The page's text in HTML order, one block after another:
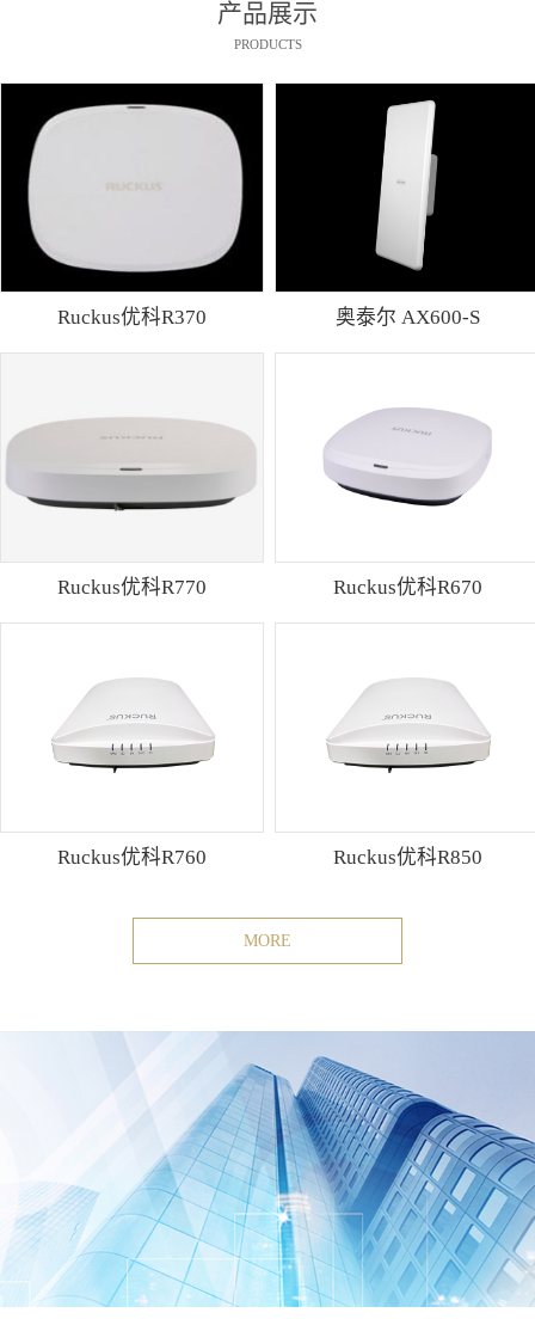
产品展示
PRODUCTS
Ruckus优科R370 奥泰尔 AX600-S
Ruckus优科R770 Ruckus优科R670
Ruckus优科R760 Ruckus优科R850
MORE